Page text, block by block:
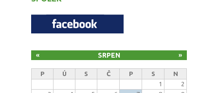
SRPEN
« »
P Ú S Č P S
N
1
2